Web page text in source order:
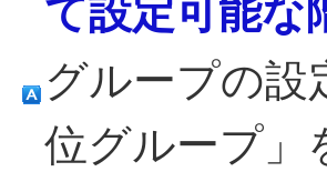
て設定可能な
グループの設
位グループ」